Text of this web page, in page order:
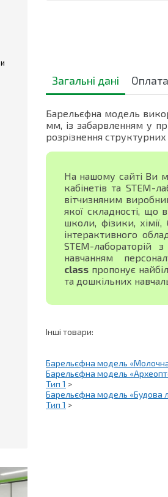
Загальні дані
Барельєфна модель
мм, із забарвленням у
розрізнення
На нашому сайті Ви
кабінетів та STEM-
вітчизняним
якої складності, що
школи, фізики,
інтерактивного
STEM-лабораторій
навчанням
class пропонує
та дошкільних
Інші товари:
Барельєфна модель
Барельєфна модель
Тип 1 >
Барельєфна модель «Будова
Тип 1 >